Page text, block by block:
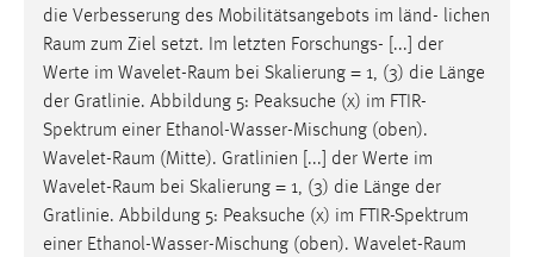
die Verbesserung des Mobilitätsangebots im länd- lichen
Raum zum Ziel setzt. Im letzten Forschungs- [...] der
Werte im Wavelet-Raum bei Skalierung = 1, (3) die Länge
der Gratlinie. Abbildung 5: Peaksuche (x) im FTIR-
Spektrum einer Ethanol-Wasser-Mischung (oben).
Wavelet-Raum (Mitte). Gratlinien [...] der Werte im
Wavelet-Raum bei Skalierung = 1, (3) die Länge der
Gratlinie. Abbildung 5: Peaksuche (x) im FTIR-Spektrum
einer Ethanol-Wasser-Mischung (oben). Wavelet-Raum